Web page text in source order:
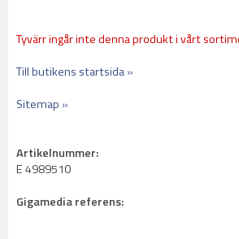
Tyvärr ingår inte denna produkt i vårt
Till butikens startsida »
Sitemap »
Artikelnummer:
E 4989510
Gigamedia referens: